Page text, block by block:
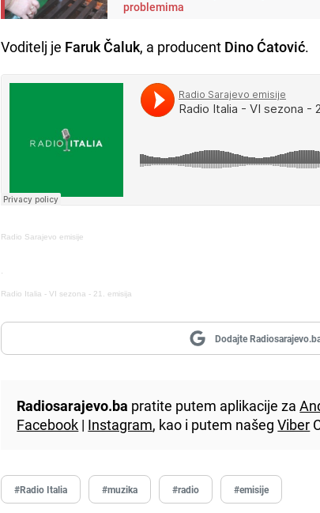
problemima
Voditelj je Faruk Čaluk, a producent Dino Ćatović.
Radio Sarajevo emisije
·
Radio Italia - VI sezona - 21. emisija
Dodajte
Radiosarajevo.ba pratite putem aplikacije za
Facebook | Instagram, kao i putem našegViber
#Radio Italia #muzika #radio #emisije